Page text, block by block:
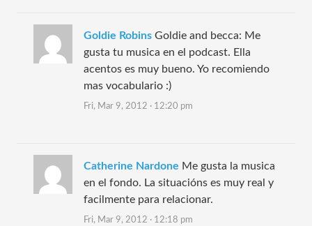
Goldie Robins Goldie and becca: Me
gusta tu musica en el podcast. Ella
acentos es muy bueno. Yo recomiendo
mas vocabulario :)
Fri, Mar 9, 2012 · 12:20 pm
Catherine Nardone Me gusta la musica
en el fondo. La situacións es muy real y
facilmente para relacionar.
Fri, Mar 9, 2012 · 12:18 pm